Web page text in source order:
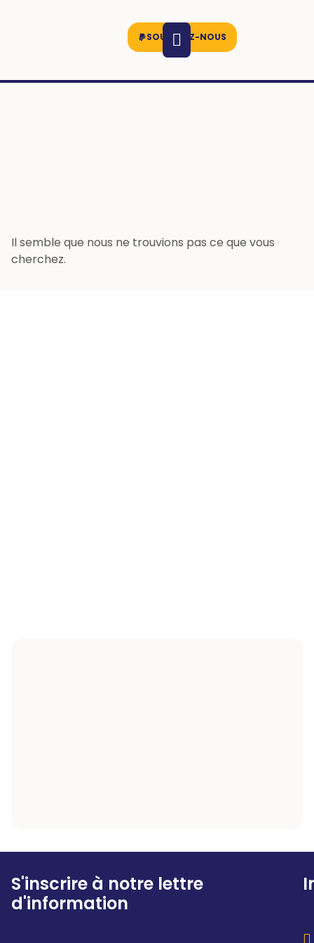
SOUTENEZ-NOUS
Il semble que nous ne trouvions pas ce que vous
cherchez.
S'inscrire à notre lettre
d'information